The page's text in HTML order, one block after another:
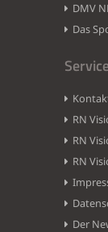
DMV
Das
RN
RN
RN
Der